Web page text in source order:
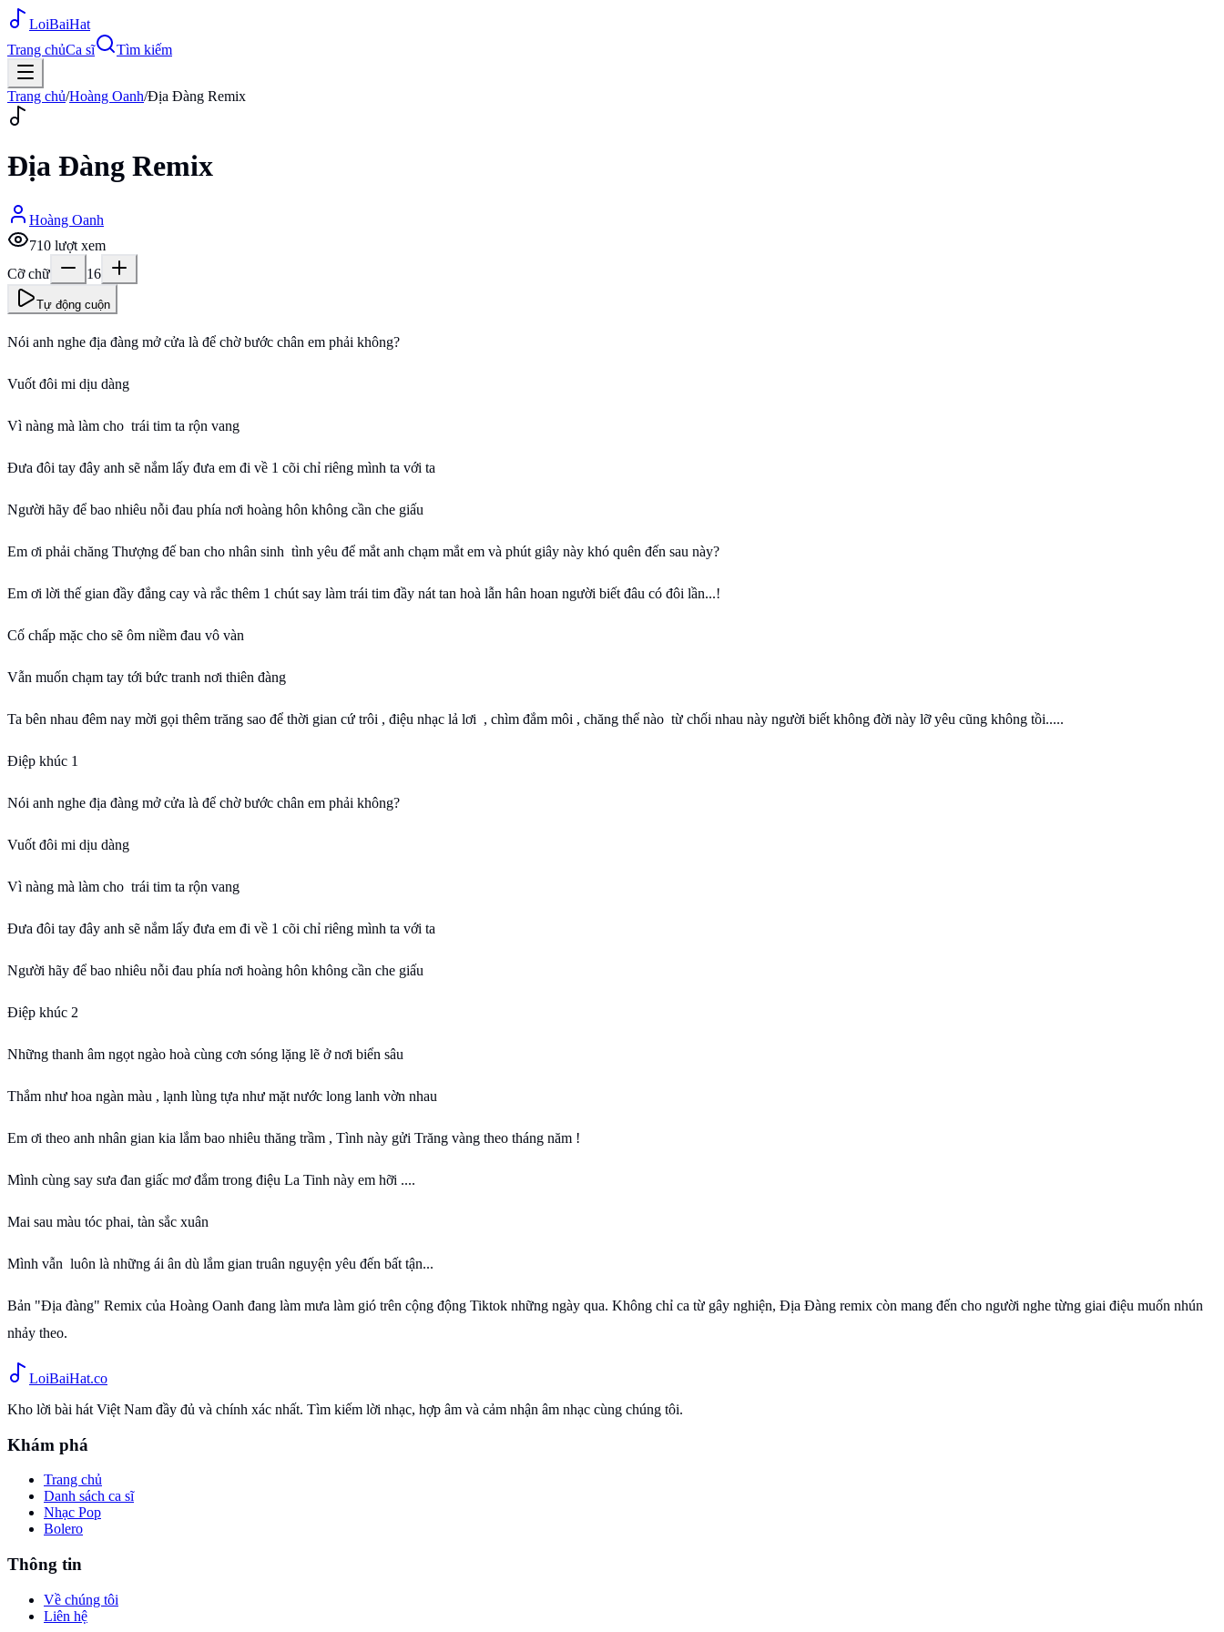
LoiBaiHat
Trang chủCa sĩ Tìm kiếm
Trang chủ/Hoàng Oanh/Địa Đàng Remix
Địa Đàng Remix
Hoàng Oanh
710 lượt xem
Cỡ chữ
16
Tự động cuộn
Nói anh nghe địa đàng mở cửa là để chờ bước chân em phải không?
Vuốt đôi mi dịu dàng
Vì nàng mà làm cho trái tim ta rộn vang
Đưa đôi tay đây anh sẽ nắm lấy đưa em đi về 1 cõi chỉ riêng mình ta với ta
Người hãy để bao nhiêu nỗi đau phía nơi hoàng hôn không cần che giấu
Em ơi phải chăng Thượng đế ban cho nhân sinh tình yêu để mắt anh chạm mắt em và phút giây này khó quên đến sau này?
Em ơi lời thế gian đầy đắng cay và rắc thêm 1 chút say làm trái tim đầy nát tan hoà lẫn hân hoan người biết đâu có đôi lần...!
Cố chấp mặc cho sẽ ôm niềm đau vô vàn
Vẫn muốn chạm tay tới bức tranh nơi thiên đàng
Ta bên nhau đêm nay mời gọi thêm trăng sao để thời gian cứ trôi , điệu nhạc lả lơi , chìm đắm môi , chăng thể nào từ chối nhau này người biết không đời này lỡ yêu cũng không tồi.....
Điệp khúc 1
Nói anh nghe địa đàng mở cửa là để chờ bước chân em phải không?
Vuốt đôi mi dịu dàng
Vì nàng mà làm cho trái tim ta rộn vang
Đưa đôi tay đây anh sẽ nắm lấy đưa em đi về 1 cõi chỉ riêng mình ta với ta
Người hãy để bao nhiêu nỗi đau phía nơi hoàng hôn không cần che giấu
Điệp khúc 2
Những thanh âm ngọt ngào hoà cùng cơn sóng lặng lẽ ở nơi biển sâu
Thắm như hoa ngàn màu , lạnh lùng tựa như mặt nước long lanh vờn nhau
Em ơi theo anh nhân gian kia lắm bao nhiêu thăng trầm , Tình này gửi Trăng vàng theo tháng năm !
Mình cùng say sưa đan giấc mơ đắm trong điệu La Tinh này em hỡi ....
Mai sau màu tóc phai, tàn sắc xuân
Mình vẫn luôn là những ái ân dù lắm gian truân nguyện yêu đến bất tận...
Bản "Địa đàng" Remix của Hoàng Oanh đang làm mưa làm gió trên cộng động Tiktok những ngày qua. Không chỉ ca từ gây nghiện, Địa Đàng remix còn mang đến cho người nghe từng giai điệu muốn nhún
nhảy theo.
LoiBaiHat.co
Kho lời bài hát Việt Nam đầy đủ và chính xác nhất. Tìm kiếm lời nhạc, hợp âm và cảm nhận âm nhạc cùng chúng tôi.
Khám phá
Trang chủ
Danh sách ca sĩ
Nhạc Pop
Bolero
Thông tin
Về chúng tôi
Liên hệ